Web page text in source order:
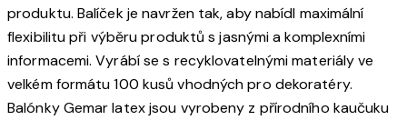
produktu. Balíček je navržen tak, aby nabídl maximální
flexibilitu při výběru produktů s jasnými a komplexními
informacemi. Vyrábí se s recyklovatelnými materiály ve
velkém formátu 100 kusů vhodných pro dekoratéry.
Balónky Gemar latex jsou vyrobeny z přírodního kaučuku